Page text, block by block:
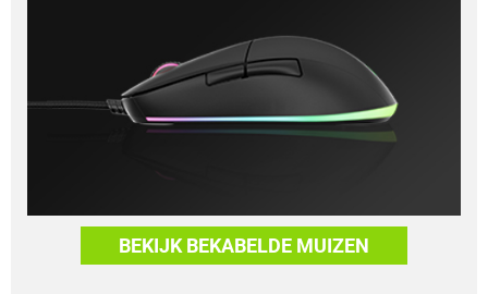
BEKIJK BEKABELDE MUIZEN